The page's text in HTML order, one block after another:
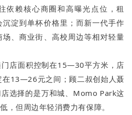
依赖核心商圈和高曝光点位，租
淀到单杯价格里；而新一代手作
、商业街、高校周边等相对轻量
门店面积控制在15—30平方米，店
13—26元之间；顾二叔创始人聂
选择的是万和城、Momo Park这
，但周边年轻消费力有保障。